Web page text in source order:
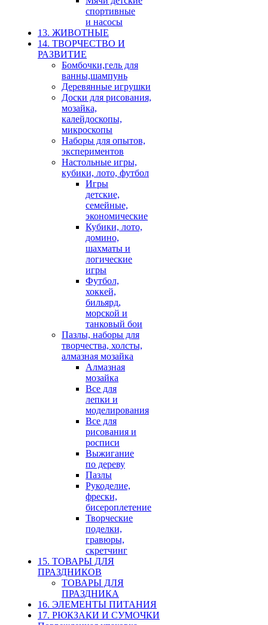
спортивные
и насосы
13. ЖИВОТНЫЕ
14. ТВОРЧЕСТВО И
РАЗВИТИЕ
Бомбочки,гель для
ванны,шампунь
Деревянные игрушки
Доски для рисования,
мозайка,
калейдоскопы,
микроскопы
Наборы для опытов,
экспериментов
Настольные игры,
кубики, лото, футбол
Игры
детские,
семейные,
экономические
Кубики, лото,
домино,
шахматы и
логические
игры
Футбол,
хоккей,
бильярд,
морской и
танковый бои
Пазлы, наборы для
творчества, холсты,
алмазная мозайка
Алмазная
мозайка
Все для
лепки и
моделирования
Все для
рисования и
росписи
Выжигание
по дереву
Пазлы
Рукоделие,
фрески,
бисероплетение
Творческие
поделки,
гравюры,
скретчинг
15. ТОВАРЫ ДЛЯ
ПРАЗДНИКОВ
ТОВАРЫ ДЛЯ
ПРАЗДНИКА
16. ЭЛЕМЕНТЫ ПИТАНИЯ
17. РЮКЗАКИ И СУМОЧКИ